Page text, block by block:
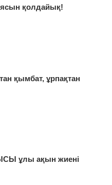
қолдайық!
қымбат, ұрпақтан
ұлы ақын жиені